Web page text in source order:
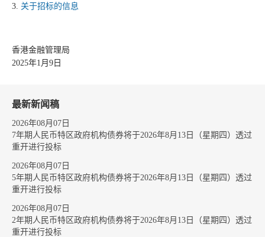
3. 关于招标的信息
香港金融管理局
2025年1月9日
最新新闻稿
2026年08月07日
7年期人民币特区政府机构债券将于2026年8月13日（星期四）透过
重开进行投标
2026年08月07日
5年期人民币特区政府机构债券将于2026年8月13日（星期四）透过
重开进行投标
2026年08月07日
2年期人民币特区政府机构债券将于2026年8月13日（星期四）透过
重开进行投标